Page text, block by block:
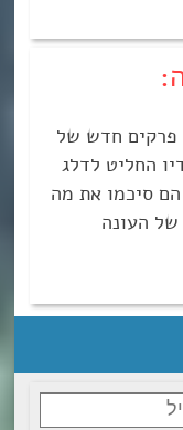
ייצאו פרקים חדש של
החליט לדלג
סיכמו את מה
שקרה שם בסוף פרק 12 של העונה